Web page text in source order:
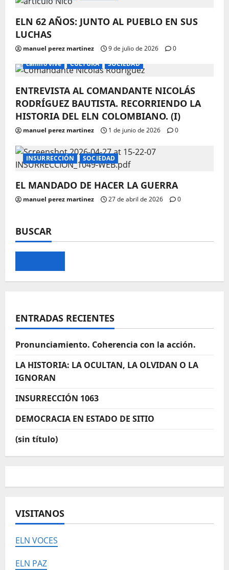
ELN 62 AÑOS: JUNTO AL PUEBLO EN SUS
LUCHAS
manuel perez martinez 9 de julio de 2026
0
camilo vive
CULTURA SOCIEDAD
ENTREVISTA AL COMANDANTE NICOLÁS
RODRÍGUEZ BAUTISTA. RECORRIENDO LA
HISTORIA DEL ELN COLOMBIANO. (I)
manuel perez martinez 1 de junio de 2026 0
INSURRECCIÓN SOCIEDAD
EL MANDADO DE HACER LA GUERRA
manuel perez martinez 27 de abril de 2026 0
BUSCAR
ENTRADAS RECIENTES
Pronunciamiento. Coherencia con la acción.
LA HISTORIA: LA OCULTAN, LA OLVIDAN O LA
IGNORAN
INSURRECCIÓN 1063
DEMOCRACIA EN ESTADO DE SITIO
(sin título)
VISITANOS
ELN VOCES
ELN PAZ